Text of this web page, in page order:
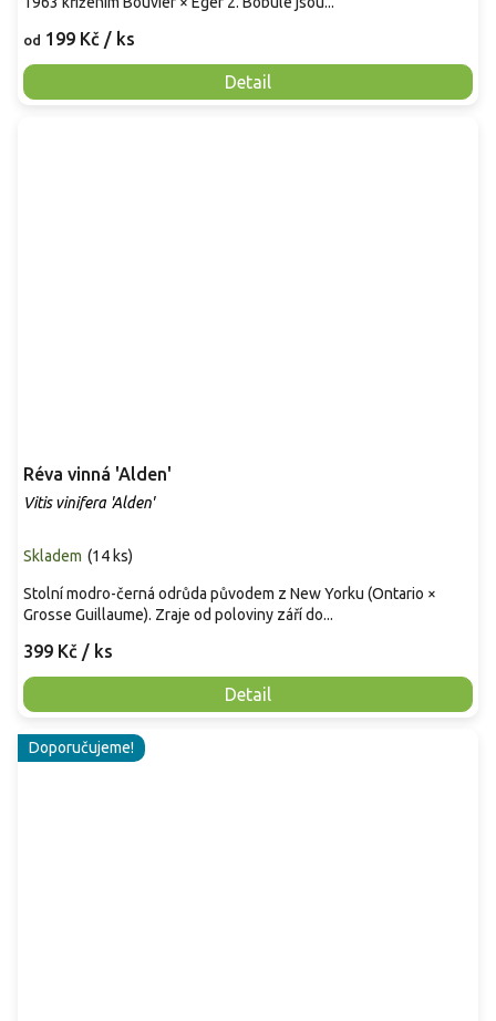
od 199 Kč / ks
Detail
Réva vinná 'Alden'
Vitis vinifera 'Alden'
Skladem (14 ks)
399 Kč / ks
Detail
Stolní modro-černá odrůda původem z New Yorku (Ontario ×
Grosse Guillaume). Zraje od poloviny září do...
Doporučujeme!